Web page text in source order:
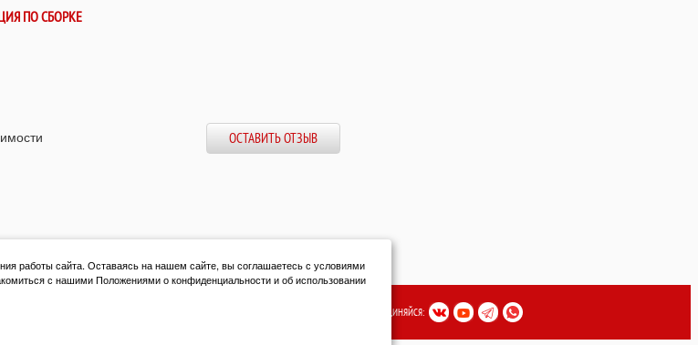
ПО СБОРКЕ
ОСТАВИТЬ ОТЗЫВ
ПРИСОЕДИНЯЙСЯ:
работы сайта. Оставаясь на нашем сайте, вы соглашаетесь с условиями
с нашими Положениями о конфиденциальности и об использовании